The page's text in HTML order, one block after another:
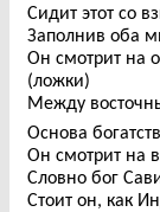
Сидит этот со
Заполнив оба
Он смотрит на
(ложки)
Между
Основа
Он смотрит на
Словно бог
Стоит он, как